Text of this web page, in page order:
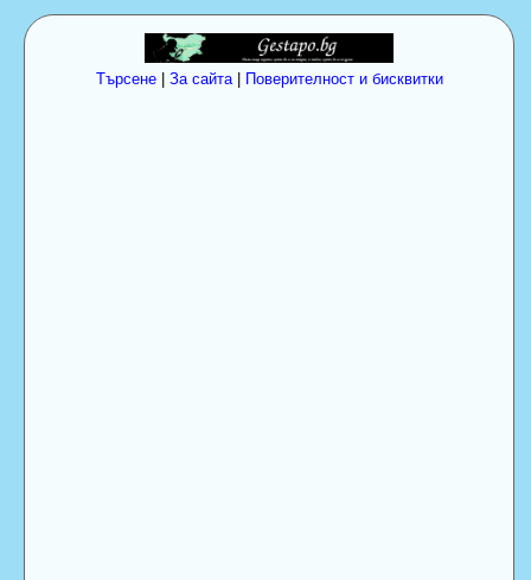
Търсене| За сайта| Поверителност и бисквитки